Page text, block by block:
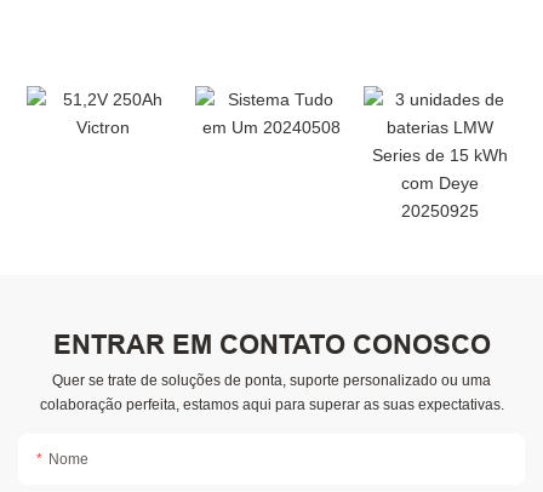
ENTRAR EM CONTATO CONOSCO
Quer se trate de soluções de ponta, suporte personalizado ou uma
colaboração perfeita, estamos aqui para superar as suas expectativas.
Nome